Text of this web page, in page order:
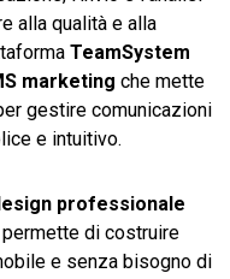
alla qualità e alla
TeamSystem
marketing che mette
gestire comunicazioni
e intuitivo.
professionale
permette di costruire
e senza bisogno di